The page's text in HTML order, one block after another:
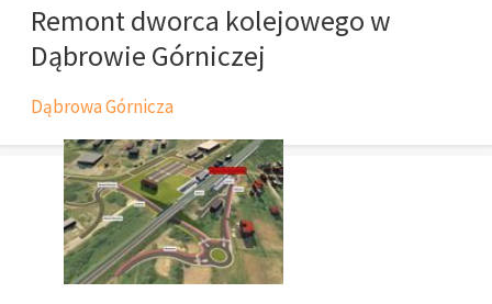
Remont dworca kolejowego w
Dąbrowie Górniczej
Dąbrowa Górnicza